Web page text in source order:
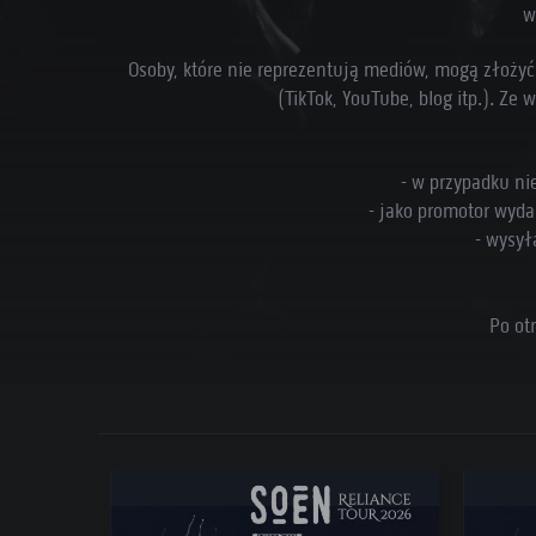
Osoby, które nie reprezentują mediów, mogą
(TikTok, YouTube, blog itp.).
- w przypadku
- jako promotor
-
Po